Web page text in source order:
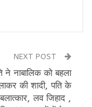
NEXT POST
ने नाबालिक को बहला
की शादी, पति के
लव जिहाद ,